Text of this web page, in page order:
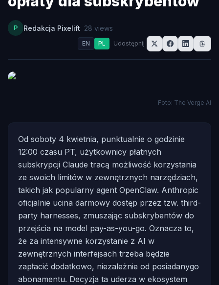
P Redakcja Pixelift 28 views
EN PL Udostępnij
Foto: The Verge AI
Od soboty 4 kwietnia, punktualnie o godzinie
12:00 czasu PT, użytkownicy płatnych
subskrypcji Claude tracą możliwość korzystania
ze swoich limitów w zewnętrznych narzędziach,
takich jak popularny agent OpenClaw. Anthropic
oficjalnie ucina darmowy dostęp przez tzw. third-
party harnesses, zmuszając subskrybentów do
przejścia na model pay-as-you-go. Oznacza to,
że za intensywne korzystanie z AI w
zewnętrznych interfejsach trzeba będzie
zapłacić dodatkowo, niezależnie od posiadanygo
abonamentu. Decyzja ta uderza w ekosystem